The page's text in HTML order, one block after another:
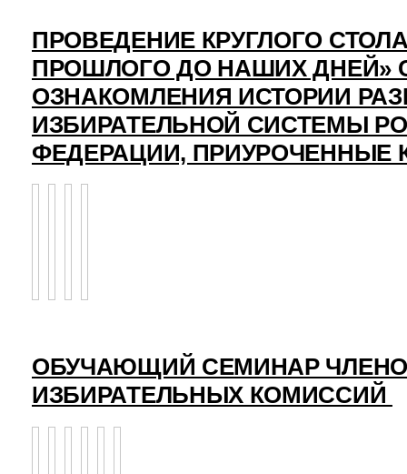
ПРОВЕДЕНИЕ КРУГЛОГО
ПРОШЛОГО ДО НАШИХ ДНЕЙ»
ОЗНАКОМЛЕНИЯ ИСТОРИИ
ИЗБИРАТЕЛЬНОЙ СИСТЕМЫ
ФЕДЕРАЦИИ, ПРИУРОЧЕННЫЕ
ОБУЧАЮЩИЙ СЕМИНАР
ИЗБИРАТЕЛЬНЫХ КОМИССИЙ